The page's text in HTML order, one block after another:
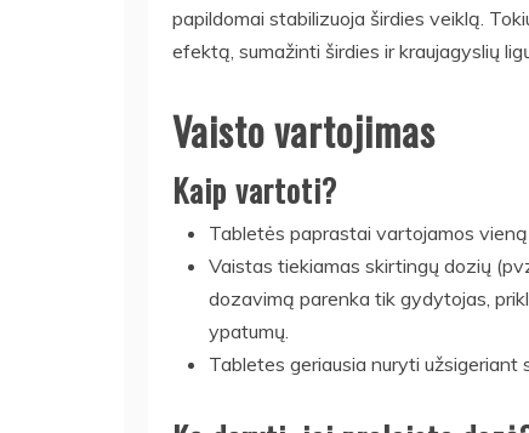
papildomai stabilizuoja širdies veiklą.
efektą, sumažinti širdies ir kraujagyslių
Vaisto vartojimas
Kaip vartoti?
Tabletės paprastai vartojamos
Vaistas tiekiamas skirtingų dozių
dozavimą parenka tik gydytojas,
ypatumų.
Tabletes geriausia nuryti užsigeriant